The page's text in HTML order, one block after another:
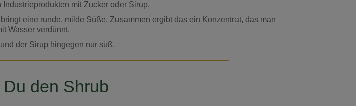
mit Zucker oder Sirup.
eine runde, milde Süße. Zusammen ergibt das ein Konzentrat, das man
Wasser verdünnt.
der Sirup hingegen nur süß.
den Shrub